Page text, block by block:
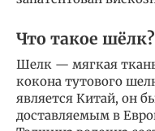
Что такое шёлк?
Шелк — мягкая
кокона тутового
является Китай, он
доставляемым в